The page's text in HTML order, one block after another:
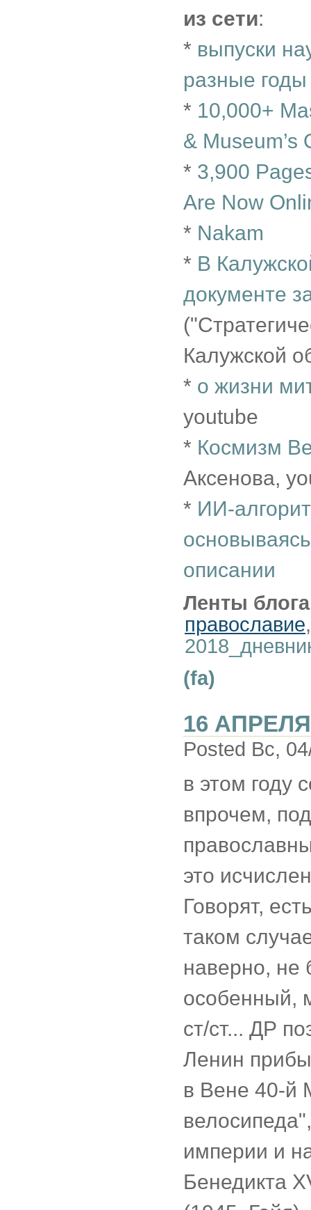
из сети:
* выпуски
разные годы
* 10,000+
& Museum’s
* 3,900
Are Now
* Nakam
* В
документе
Калужской
* о жизни
youtube
* Космизм
Аксенова,
* ИИ-
описании
Ленты
православие
(fa)
16 АПРЕЛЯ
Posted Вс,
в этом году
впрочем,
это
Говорят,
таком
наверно, не
особенный,
ст/ст... ДР
Ленин
в Вене 40-й
империи и
Бенедикта